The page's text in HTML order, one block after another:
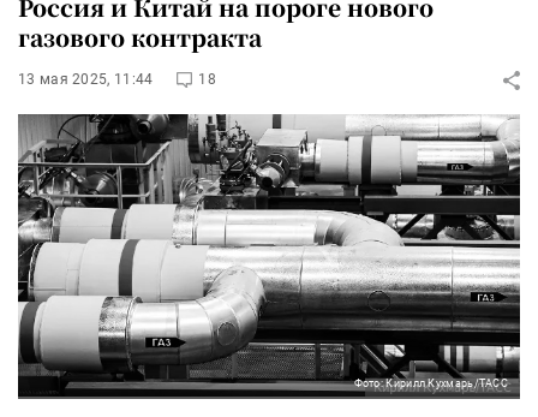
Россия и Китай на пороге нового
газового контракта
13 мая 2025, 11:44 18
Фото: Кирилл Кухмарь/ТАСС